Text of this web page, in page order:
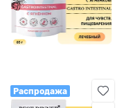
Распродажа